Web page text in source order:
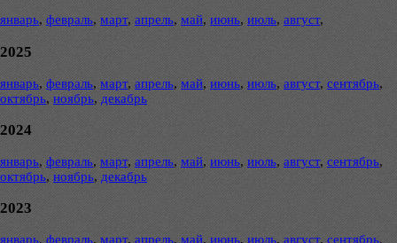
январь, февраль, март, апрель, май, июнь, июль, август,
2025
январь, февраль, март, апрель, май, июнь, июль, август, сентябрь,
октябрь, ноябрь, декабрь
2024
январь, февраль, март, апрель, май, июнь, июль, август, сентябрь,
октябрь, ноябрь, декабрь
2023
январь, февраль, март, апрель, май, июнь, июль, август, сентябрь,